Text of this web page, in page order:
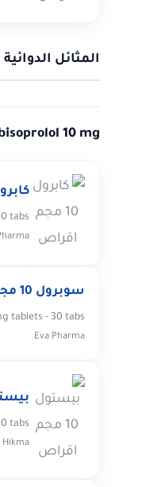
المثائل الدوائية
10 mg
كابرول 10 مجم
tabs
سوبرول 10 مجم اقراص - 30 قرص
tablets - 30 tabs
Eva Pharma
بيستول 10 مجم
tabs
Hikma